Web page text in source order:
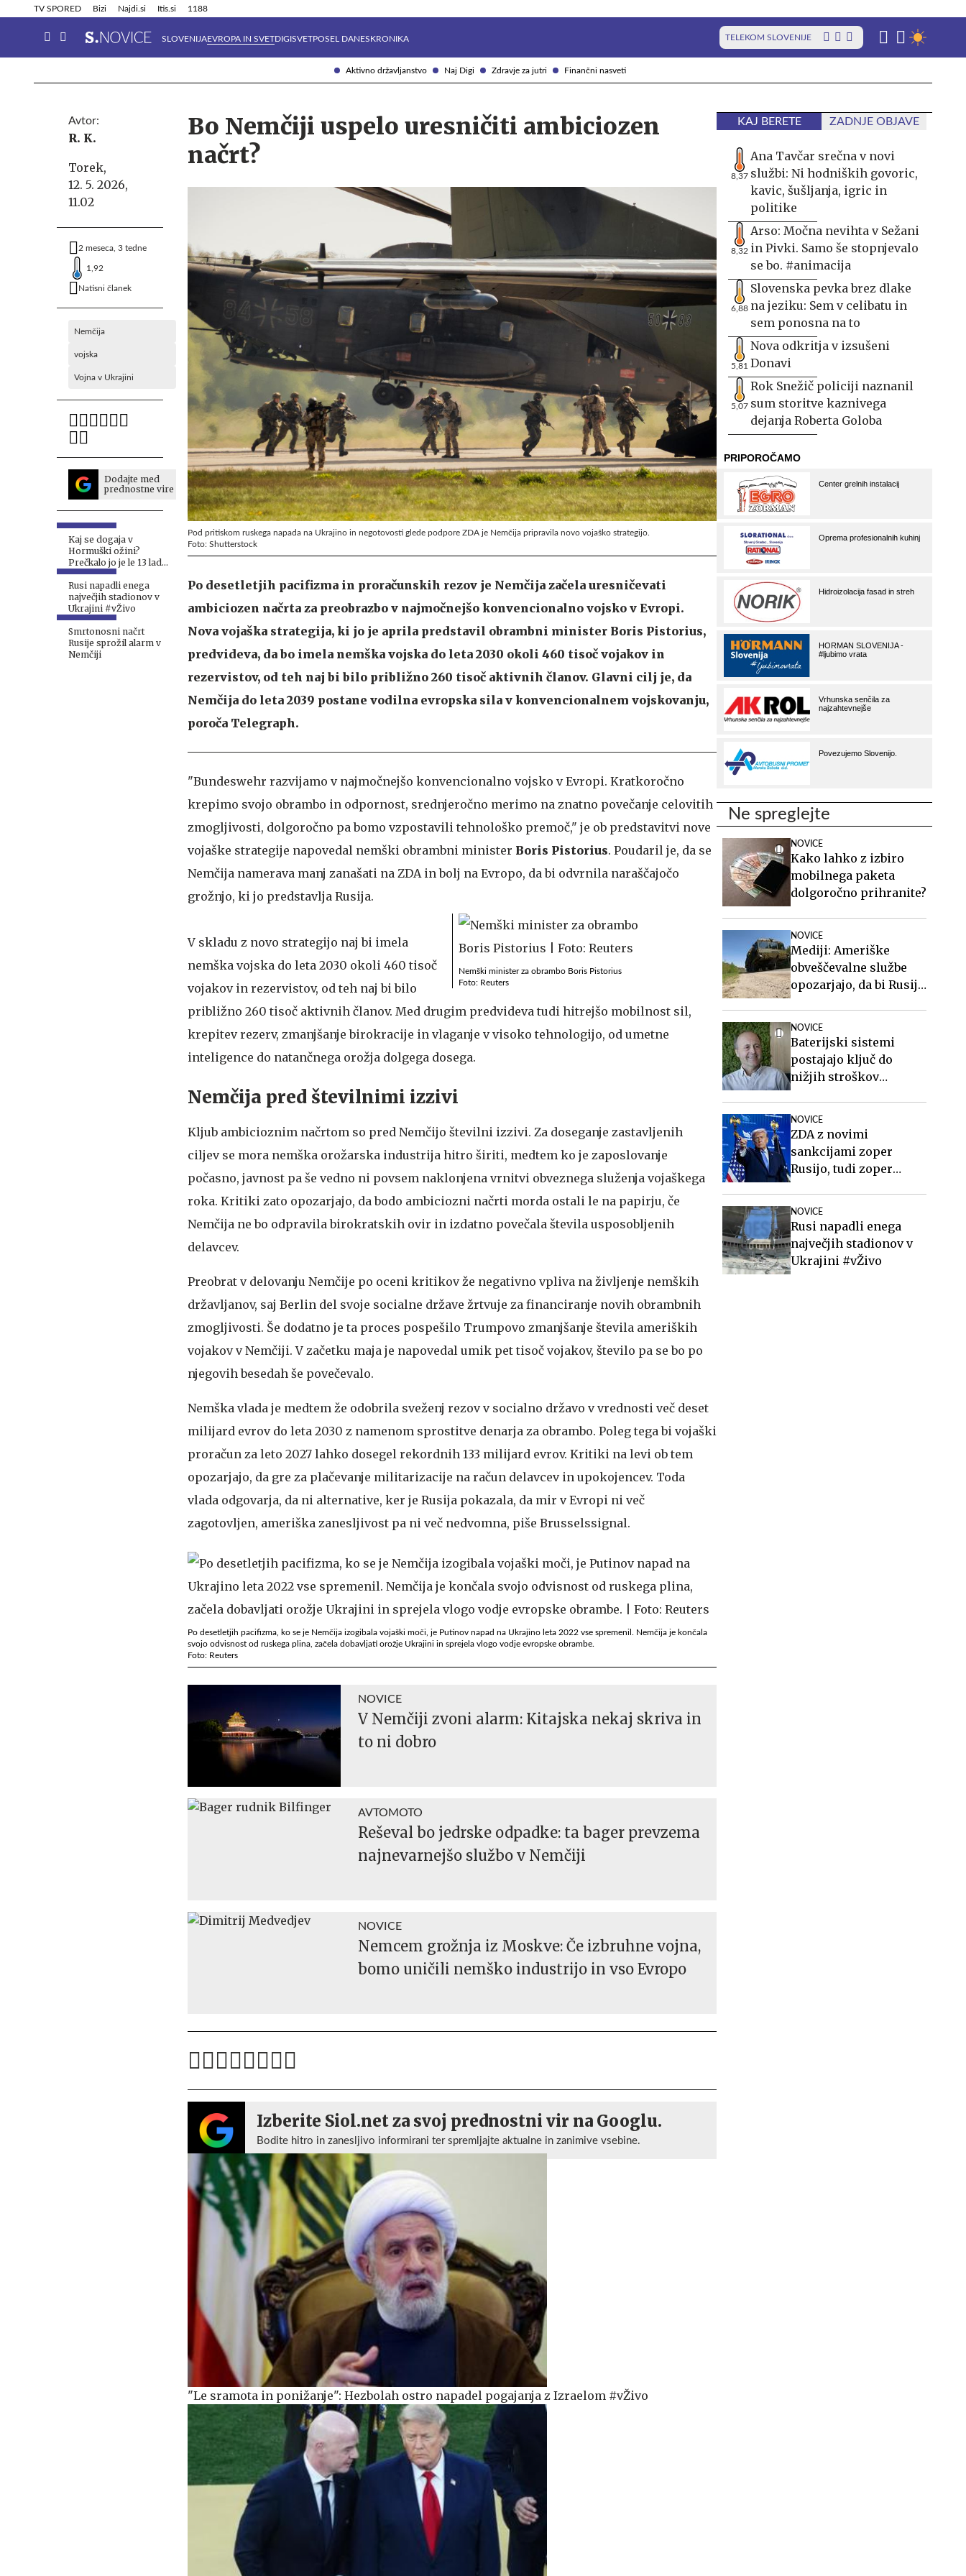
Aktivno državljanstvo Naj Digi Zdravje za jutri Finančni nasveti
TV SPORED Bizi Najdi.si Itis.si 1188
SLOVENIJAEVROPA IN SVETDIGISVETPOSEL DANESKRONIKA TELEKOM SLOVENIJE
Info in obvestila Tehnik
Avtor:
R. K.
Torek,
12. 5. 2026,
11.02
2 meseca, 3 tedne
1,92
Natisni članek
Nemčija
vojska
Vojna v Ukrajini
Dodajte med
prednostne vire
Kaj se dogaja v
Hormuški ožini?
Prečkalo jo je le 13 ladij.
#vŽivo
Rusi napadli enega
največjih stadionov v
Ukrajini #vŽivo
Smrtonosni načrt
Rusije sprožil alarm v
Nemčiji
Bo Nemčiji uspelo uresničiti ambiciozen
načrt?
Pod pritiskom ruskega napada na Ukrajino in negotovosti glede podpore ZDA je Nemčija pripravila novo vojaško strategijo.
Foto: Shutterstock
Po desetletjih pacifizma in proračunskih rezov je Nemčija začela uresničevati
ambiciozen načrta za preobrazbo v najmočnejšo konvencionalno vojsko v Evropi.
Nova vojaška strategija, ki jo je aprila predstavil obrambni minister Boris Pistorius,
predvideva, da bo imela nemška vojska do leta 2030 okoli 460 tisoč vojakov in
rezervistov, od teh naj bi bilo približno 260 tisoč aktivnih članov. Glavni cilj je, da
Nemčija do leta 2039 postane vodilna evropska sila v konvencionalnem vojskovanju,
poroča Telegraph.
"Bundeswehr razvijamo v najmočnejšo konvencionalno vojsko v Evropi. Kratkoročno
krepimo svojo obrambo in odpornost, srednjeročno merimo na znatno povečanje celovitih
zmogljivosti, dolgoročno pa bomo vzpostavili tehnološko premoč," je ob predstavitvi nove
vojaške strategije napovedal nemški obrambni minister Boris Pistorius. Poudaril je, da se
Nemčija namerava manj zanašati na ZDA in bolj na Evropo, da bi odvrnila naraščajočo
grožnjo, ki jo predstavlja Rusija.
Nemški minister za obrambo Boris Pistorius
Foto: Reuters
V skladu z novo strategijo naj bi imela
nemška vojska do leta 2030 okoli 460 tisoč
vojakov in rezervistov, od teh naj bi bilo
približno 260 tisoč aktivnih članov. Med drugim predvideva tudi hitrejšo mobilnost sil,
krepitev rezerv, zmanjšanje birokracije in vlaganje v visoko tehnologijo, od umetne
inteligence do natančnega orožja dolgega dosega.
Nemčija pred številnimi izzivi
Kljub ambicioznim načrtom so pred Nemčijo številni izzivi. Za doseganje zastavljenih
ciljev se mora nemška orožarska industrija hitro širiti, medtem ko je zaposlovanje
počasno, javnost pa še vedno ni povsem naklonjena vrnitvi obveznega služenja vojaškega
roka. Kritiki zato opozarjajo, da bodo ambiciozni načrti morda ostali le na papirju, če
Nemčija ne bo odpravila birokratskih ovir in izdatno povečala števila usposobljenih
delavcev.
Preobrat v delovanju Nemčije po oceni kritikov že negativno vpliva na življenje nemških
državljanov, saj Berlin del svoje socialne države žrtvuje za financiranje novih obrambnih
zmogljivosti. Še dodatno je ta proces pospešilo Trumpovo zmanjšanje števila ameriških
vojakov v Nemčiji. V začetku maja je napovedal umik pet tisoč vojakov, število pa se bo po
njegovih besedah še povečevalo.
Nemška vlada je medtem že odobrila sveženj rezov v socialno državo v vrednosti več deset
milijard evrov do leta 2030 z namenom sprostitve denarja za obrambo. Poleg tega bi vojaški
proračun za leto 2027 lahko dosegel rekordnih 133 milijard evrov. Kritiki na levi ob tem
opozarjajo, da gre za plačevanje militarizacije na račun delavcev in upokojencev. Toda
vlada odgovarja, da ni alternative, ker je Rusija pokazala, da mir v Evropi ni več
zagotovljen, ameriška zanesljivost pa ni več nedvomna, piše Brusselssignal.
Po desetletjih pacifizma, ko se je Nemčija izogibala vojaški moči, je Putinov napad na Ukrajino leta 2022 vse spremenil. Nemčija je končala
svojo odvisnost od ruskega plina, začela dobavljati orožje Ukrajini in sprejela vlogo vodje evropske obrambe.
Foto: Reuters
NOVICE
V Nemčiji zvoni alarm: Kitajska nekaj skriva in
to ni dobro
AVTOMOTO
Reševal bo jedrske odpadke: ta bager prevzema
najnevarnejšo službo v Nemčiji
NOVICE
Nemcem grožnja iz Moskve: Če izbruhne vojna,
bomo uničili nemško industrijo in vso Evropo
Izberite Siol.net za svoj prednostni vir na Googlu.
Bodite hitro in zanesljivo informirani ter spremljajte aktualne in zanimive vsebine.
"Le sramota in ponižanje": Hezbolah ostro napadel pogajanja z Izraelom #vŽivo
KAJ BERETE ZADNJE OBJAVE
8,37
Ana Tavčar srečna v novi
službi: Ni hodniških govoric,
kavic, šušljanja, igric in
politike
8,32
Arso: Močna nevihta v Sežani
in Pivki. Samo še stopnjevalo
se bo. #animacija
6,88
Slovenska pevka brez dlake
na jeziku: Sem v celibatu in
sem ponosna na to
5,81
Nova odkritja v izsušeni
Donavi
5,07
Rok Snežič policiji naznanil
sum storitve kaznivega
dejanja Roberta Goloba
Ne spreglejte
NOVICE
Kako lahko z izbiro
mobilnega paketa
dolgoročno prihranite?
NOVICE
Mediji: Ameriške
obveščevalne službe
opozarjajo, da bi Rusija
NOVICE
Baterijski sistemi
postajajo ključ do
nižjih stroškov
NOVICE
ZDA z novimi
sankcijami zoper
Rusijo, tudi zoper
NOVICE
Rusi napadli enega
največjih stadionov v
Ukrajini #vŽivo